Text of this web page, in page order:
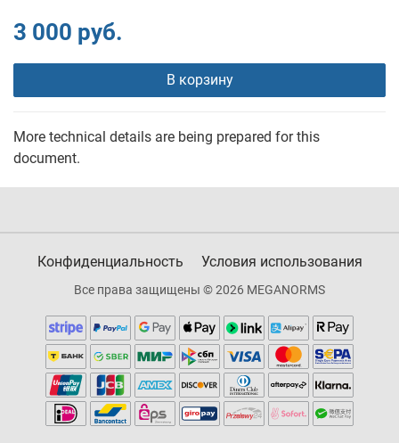
3 000 руб.
В корзину
More technical details are being prepared for this
document.
Конфиденциальность Условия использования
Все права защищены © 2026 MEGANORMS